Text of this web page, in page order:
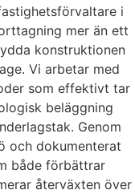
i
mer än ett
konstruktionen
Vi arbetar med
som effektivt tar
beläggning
Genom
och dokumenterat
både förbättrar
återväxten över